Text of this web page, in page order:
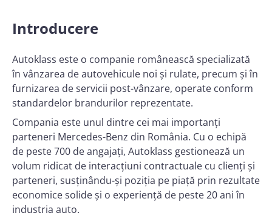
Introducere
Autoklass este o companie românească specializată
în vânzarea de autovehicule noi și rulate, precum și în
furnizarea de servicii post-vânzare, operate conform
standardelor brandurilor reprezentate.
Compania este unul dintre cei mai importanți
parteneri Mercedes-Benz din România. Cu o echipă
de peste 700 de angajați, Autoklass gestionează un
volum ridicat de interacțiuni contractuale cu clienți și
parteneri, susținându-și poziția pe piață prin rezultate
economice solide și o experiență de peste 20 ani în
industria auto.